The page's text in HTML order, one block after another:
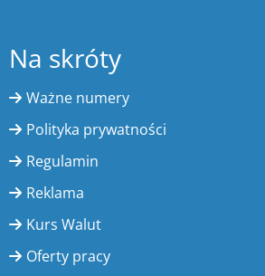
Na skróty
Ważne numery
Polityka prywatności
Regulamin
Reklama
Kurs Walut
Oferty pracy